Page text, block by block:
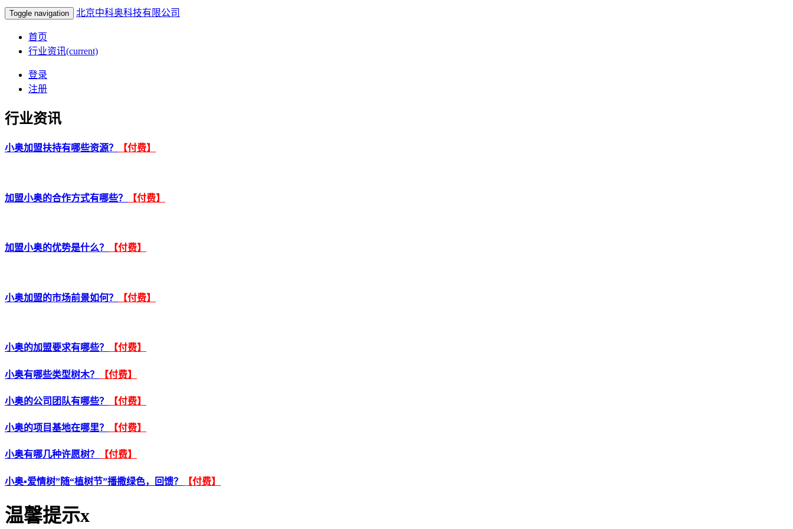
Toggle navigation 北京中科奥科技有限公司
首页
行业资讯(current)
登录
注册
行业资讯
小奥加盟扶持有哪些资源？ 【付费】
加盟小奥的合作方式有哪些？ 【付费】
加盟小奥的优势是什么？ 【付费】
小奥加盟的市场前景如何？ 【付费】
小奥的加盟要求有哪些？ 【付费】
小奥有哪些类型树木？ 【付费】
小奥的公司团队有哪些？ 【付费】
小奥的项目基地在哪里？ 【付费】
小奥有哪几种许愿树？ 【付费】
小奥▪爱情树”随“植树节”播撒绿色，回馈？ 【付费】
温馨提示x